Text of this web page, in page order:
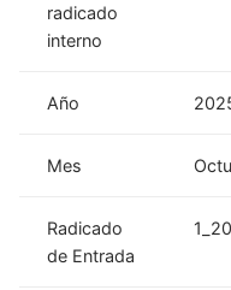
radicado
interno
Año
Mes
Radicado
de Entrada